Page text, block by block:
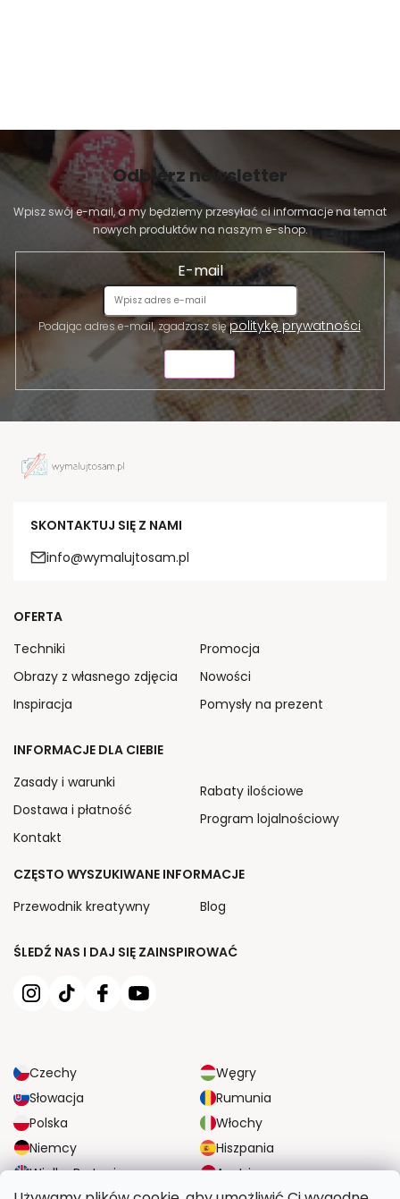
Odbierz newsletter
Wpisz swój e-mail, a my będziemy przesyłać ci informacje na temat
nowych produktów na naszym e-shop.
E-mail
Podając adres e-mail, zgadzasz siępolitykę prywatności.
SKONTAKTUJ SIĘ Z NAMI
info@wymalujtosam.pl
ŚLEDŹ NAS I DAJ SIĘ ZAINSPIROWAĆ
Czechy
Węgry
Słowacja
Rumunia
Polska
Włochy
Niemcy
Hiszpania
Wielka Brytania
Austria
OFERTA
Techniki
Obrazy z własnego zdjęcia
Inspiracja
Promocja
Nowości
Pomysły na prezent
INFORMACJE DLA CIEBIE
Zasady i warunki
Dostawa i płatność
Kontakt
Rabaty ilościowe
Program lojalnościowy
CZĘSTO WYSZUKIWANE INFORMACJE
Przewodnik kreatywny
Blog